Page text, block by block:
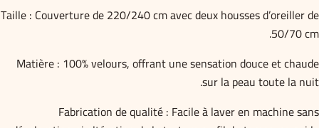
Taille : Couverture de 220/240 cm avec deux housses d’oreiller de
50/70 cm.
Matière : 100% velours, offrant une sensation douce et chaude
sur la peau toute la nuit.
Fabrication de qualité : Facile à laver en machine sans